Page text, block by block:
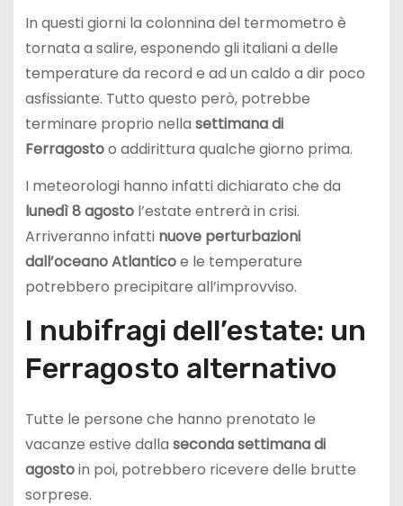
In questi giorni la colonnina del termometro è
tornata a salire, esponendo gli italiani a delle
temperature da record e ad un caldo a dir poco
asfissiante. Tutto questo però, potrebbe
terminare proprio nella settimana di
Ferragostoo addirittura qualche giorno prima.
I meteorologi hanno infatti dichiarato che da
lunedì 8agostol’estate entrerà in crisi.
Arriveranno infatti nuove perturbazioni
dall’oceano Atlanticoe le temperature
potrebbero precipitare all’improvviso.
I nubifragi dell’estate: un
Ferragosto alternativo
Tutte le persone che hanno prenotato le
vacanze estive dalla seconda settimana di
agostoin poi, potrebbero ricevere delle brutte
sorprese.